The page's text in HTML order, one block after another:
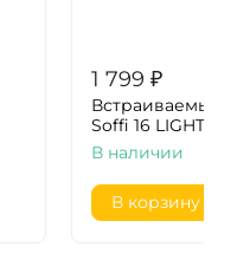
1 799 ₽
Встраиваемый
Soffi 16
В наличии
В корзину